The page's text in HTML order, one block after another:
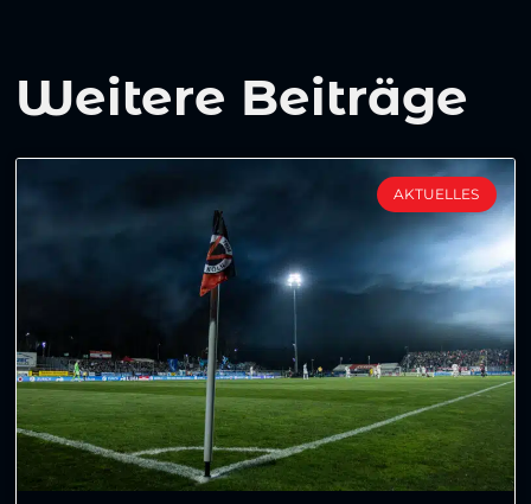
Weitere Beiträge
AKTUELLES